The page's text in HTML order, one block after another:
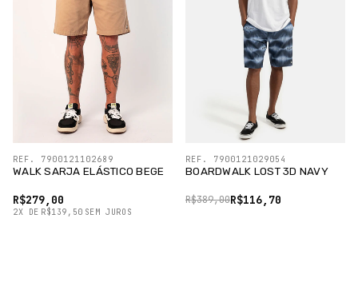
WALK SARJA ELÁSTICO BEGE
R$279,00
2X DE R$139,50 SEM JUROS
REF. 7900121102689
BOARDWALK LOST 3D NAVY
R$116,70
R$389,00
REF. 7900121029054